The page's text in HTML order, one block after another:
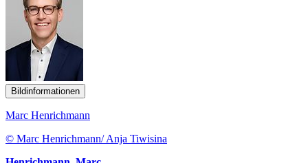
Bildinformationen
Marc Henrichmann
© Marc Henrichmann/ Anja Tiwisina